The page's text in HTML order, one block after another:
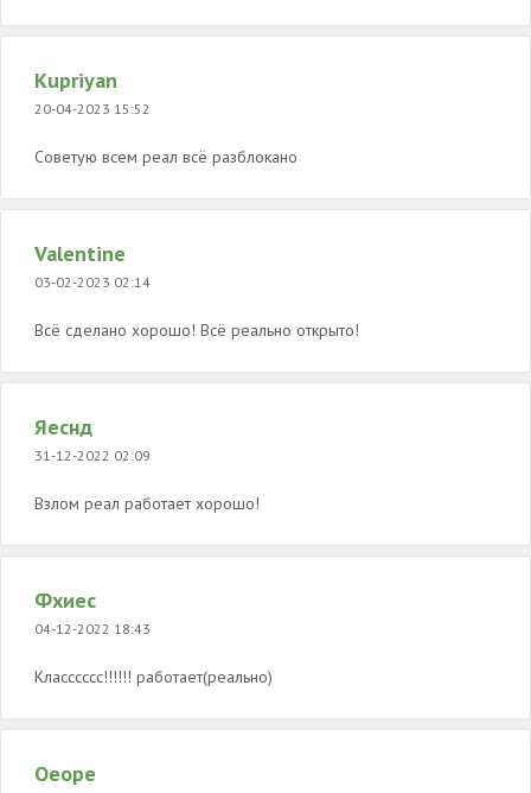
Kupriyan
20-04-2023 15:52
Советую всем реал всё разблокано
Valentine
03-02-2023 02:14
Всё сделано хорошо! Всё реально открыто!
Яеснд
31-12-2022 02:09
Взлом реал работает хорошо!
Фхиес
04-12-2022 18:43
Класссссс!!!!!! работает(реально)
Оеоре